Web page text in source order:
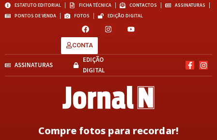
ESTATUTO EDITORIAL FICHA TÉCNICA CONTACTOS
ASSINATURAS
PONTOS DE VENDA
FOTOS EDIÇÃO DIGITAL
CONTA
ASSINATURAS
EDIÇÃO
DIGITAL
Compre fotos para recordar!